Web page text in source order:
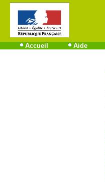
Accueil Aide